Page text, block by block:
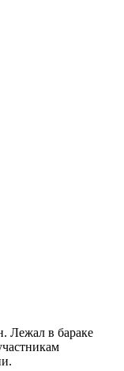
Лежал в бараке